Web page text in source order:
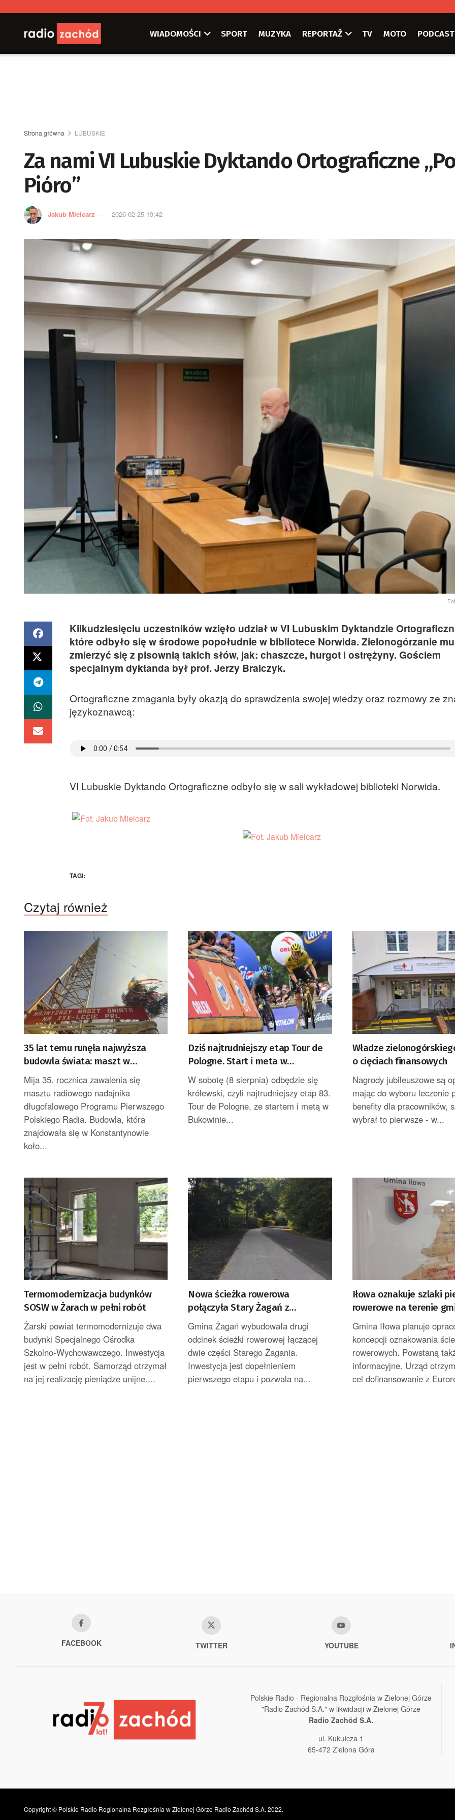
WIADOMOŚCI SPORT MUZYKA REPORTAŻ TV MOTO
Strona główna LUBUSKIE
Za nami VI Lubuskie Dyktando Ortograficzne
Pióro”
Jakub Mielcarz 2026-02-25 19:42
Kilkudziesięciu uczestników wzięło udział w VI Lubuskim Dyktandzie
które odbyło się w środowe popołudnie w bibliotece Norwida. Zielonogórzanie
zmierzyć się z pisownią takich słów, jak: chaszcze, hurgot i ostrężyny. Gościem
specjalnym dyktanda był prof. Jerzy Bralczyk.
Ortograficzne zmagania były okazją do sprawdzenia swojej wiedzy oraz rozmowy ze
językoznawcą:
VI Lubuskie Dyktando Ortograficzne odbyło się w sali wykładowej biblioteki Norwida.
TAGI:
Czytaj również
35 lat temu runęła najwyższa
budowla świata: maszt w
Konstantynowie
Mija 35. rocznica zawalenia się
masztu radiowego nadajnika
długofalowego Programu Pierwszego
Polskiego Radia. Budowla, która
znajdowała się w Konstantynowie
koło...
Dziś najtrudniejszy etap Tour de
Pologne. Start i meta w
Bukowinie Tatrzańskiej
W sobotę (8 sierpnia) odbędzie się
królewski, czyli najtrudniejszy etap 83.
Tour de Pologne, ze startem i metą w
Bukowinie...
Władze
o cięciach finansowych
Nagrody jubileuszowe są
mając do wyboru leczenie
benefity dla pracowników,
wybrał to pierwsze - w...
Termomodernizacja budynków
SOSW w Żarach w pełni robót
Żarski powiat termomodernizuje dwa
budynki Specjalnego Ośrodka
Szkolno-Wychowawczego. Inwestycja
jest w pełni robót. Samorząd otrzymał
na jej realizację pieniądze unijne....
Nowa ścieżka rowerowa
połączyła Stary Żagań z
Żaganówkiem
Gmina Żagań wybudowała drugi
odcinek ścieżki rowerowej łączącej
dwie części Starego Żagania.
Inwestycja jest dopełnieniem
pierwszego etapu i pozwala na...
Iłowa oznakuje szlaki
rowerowe na terenie
Gmina Iłowa planuje
koncepcji oznakowania
rowerowych. Powstaną
informacyjne. Urząd
cel dofinansowanie z
FACEBOOK TWITTER YOUTUBE
Polskie Radio - Regionalna Rozgłośnia w Zielonej Górze
"Radio Zachód S.A." w likwidacji w Zielonej Górze
Radio Zachód S.A.
ul. Kukułcza 1
65-472 Zielona Góra
Copyright © Polskie Radio Regionalna Rozgłośnia w Zielonej Górze Radio Zachód S.A. 2022.